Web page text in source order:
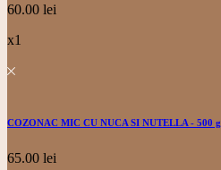
60.00 lei
x1
COZONAC MIC CU NUCA SI NUTELLA - 500 g
65.00 lei